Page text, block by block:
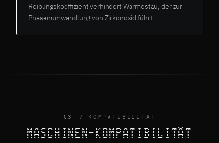
Reibungskoeffizient verhindert Wärmestau, der zur
Phasenumwandlung von Zirkonoxid führt.
03 KOMPATIBILITÄT
MASCHINEN-KOMPATIBILITÄT